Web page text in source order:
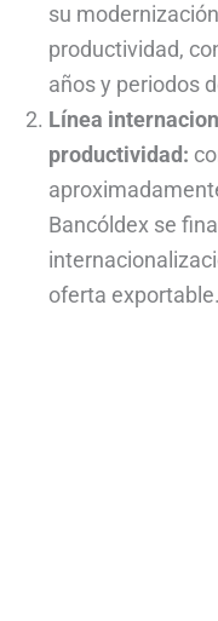
su
productividad,
años y periodos
Línea
productividad:
Bancóldex se
oferta exportable.